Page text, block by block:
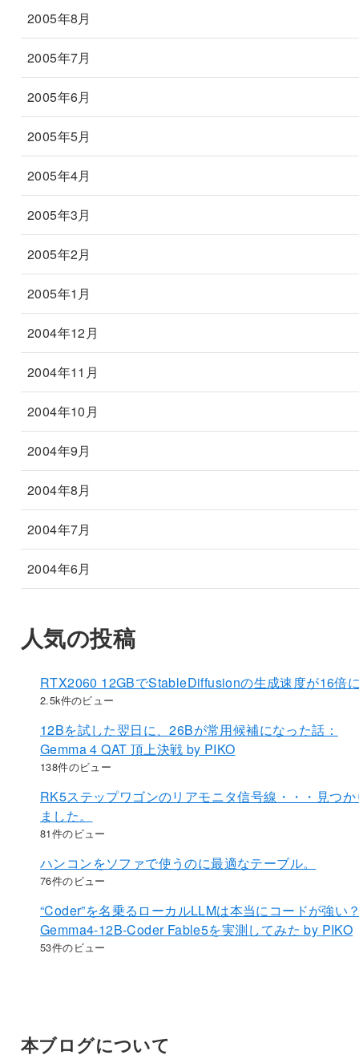
2005年8月
2005年7月
2005年6月
2005年5月
2005年4月
2005年3月
2005年2月
2005年1月
2004年12月
2004年11月
2004年10月
2004年9月
2004年8月
2004年7月
2004年6月
人気の投稿
RTX2060 12GBでStableDiffusionの生成速度が16倍
2.5k件のビュー
12Bを試した翌日に、26Bが常用候補になった話：
Gemma 4 QAT 頂上決戦 by PIKO
138件のビュー
RK5ステップワゴンのリアモニタ信号線・・・見つか
ました。
81件のビュー
ハンコンをソファで使うのに最適なテーブル。
76件のビュー
“Coder”を名乗るローカルLLMは本当にコードが強い
Gemma4-12B-Coder Fable5を実測してみた by PIKO
53件のビュー
本ブログについて